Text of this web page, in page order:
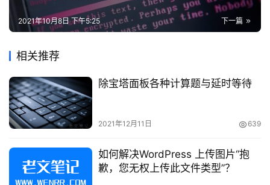
问
在
线
工
具
是也会给网站本身的 SEO 带来不利影响，所以不建议采
用。
WP-CopyRightPro插件下载地址
类似插件还有：
Blog-Protector
安装：后台>插件>添加新插件>输入关键字>搜索
“BlogProtector”，找到“BlogProtector–
下一篇
2021年10月8日 下午5:25
相关推荐
除宝塔面板各种计算题与延时等待
2021年12月11日 639
如何解决WordPress 上传图片“抱
歉，您无权上传此文件类型”？